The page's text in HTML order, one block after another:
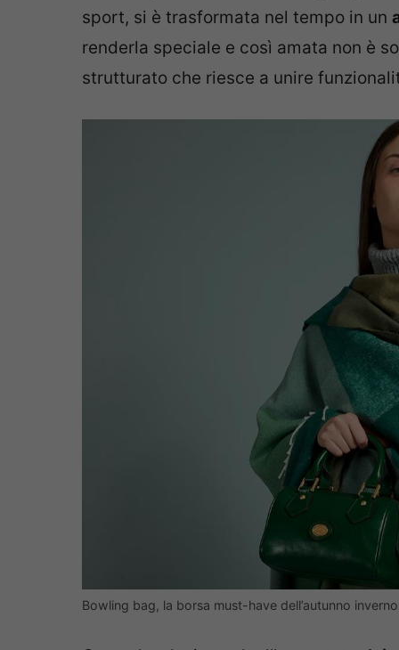
sport, si è trasformata nel tempo in un
renderla speciale e così amata non è
strutturato che riesce a unire
Bowling bag, la borsa must-have dell’autunno